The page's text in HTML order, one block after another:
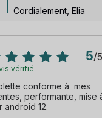
Cordialement, Elia
5/5
vérifié
conforme à  mes
performante, mise
android 12.